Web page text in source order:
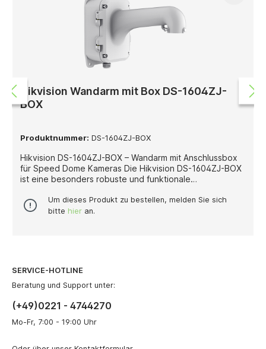
Hikvision Wandarm mit Box DS-1604ZJ-
BOX
Produktnummer: DS-1604ZJ-BOX
Hikvision DS-1604ZJ-BOX – Wandarm mit Anschlussbox
für Speed Dome Kameras Die Hikvision DS-1604ZJ-BOX
ist eine besonders robuste und funktionale
speziell für die Montage von Hikvision Speed Dome
Kameras entwickelt wurde. Sie bietet eine stabile,
außergewöhnliche Stabilität und
Korrosionsbeständigkeit. Die integrierte Anschlussbox
Kabelführung, wodurch die Installation erleichtert und
das System vor Umwelteinflüssen geschützt wird. Das
Design in Hikvision-Weiß sorgt für ein professionelles,
Um dieses Produkt zu bestellen, melden Sie sich
bitte hier an.
SERVICE-HOTLINE
Beratung und Support unter:
(+49)0221 - 4744270
Mo-Fr, 7:00 - 19:00 Uhr